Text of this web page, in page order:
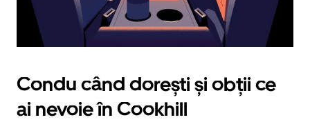
Condu când dorești și obții ce
ai nevoie în Cookhill